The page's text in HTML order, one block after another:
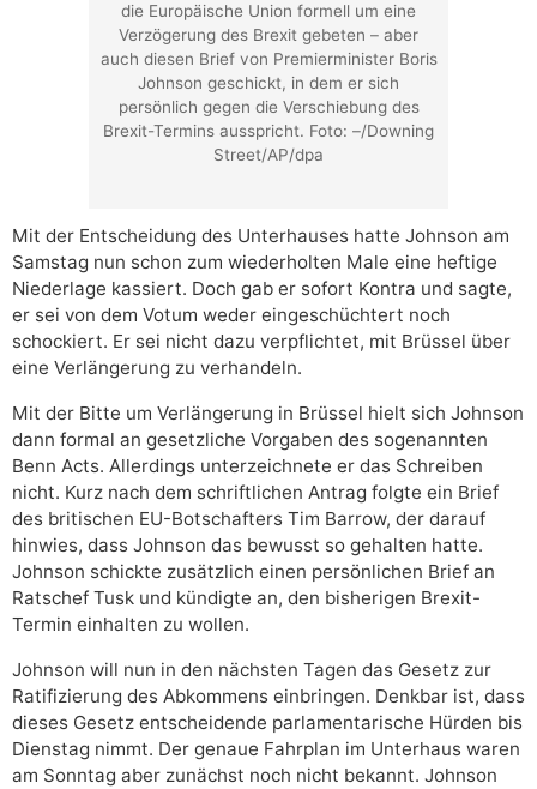
die Europäische Union formell um eine
Verzögerung des Brexit gebeten – aber
auch diesen Brief von Premierminister Boris
Johnson geschickt, in dem er sich
persönlich gegen die Verschiebung des
Brexit-Termins ausspricht. Foto: –/Downing
Street/AP/dpa
Mit der Entscheidung des Unterhauses hatte Johnson am
Samstag nun schon zum wiederholten Male eine heftige
Niederlage kassiert. Doch gab er sofort Kontra und sagte,
er sei von dem Votum weder eingeschüchtert noch
schockiert. Er sei nicht dazu verpflichtet, mit Brüssel über
eine Verlängerung zu verhandeln.
Mit der Bitte um Verlängerung in Brüssel hielt sich Johnson
dann formal an gesetzliche Vorgaben des sogenannten
Benn Acts. Allerdings unterzeichnete er das Schreiben
nicht. Kurz nach dem schriftlichen Antrag folgte ein Brief
des britischen EU-Botschafters Tim Barrow, der darauf
hinwies, dass Johnson das bewusst so gehalten hatte.
Johnson schickte zusätzlich einen persönlichen Brief an
Ratschef Tusk und kündigte an, den bisherigen Brexit-
Termin einhalten zu wollen.
Johnson will nun in den nächsten Tagen das Gesetz zur
Ratifizierung des Abkommens einbringen. Denkbar ist, dass
dieses Gesetz entscheidende parlamentarische Hürden bis
Dienstag nimmt. Der genaue Fahrplan im Unterhaus waren
am Sonntag aber zunächst noch nicht bekannt. Johnson